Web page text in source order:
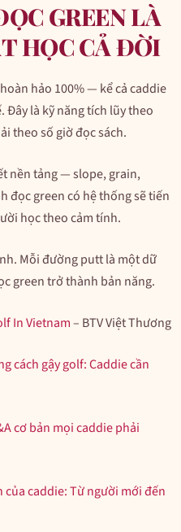
GREEN LÀ
HỌC CẢ ĐỜI
hảo 100% — kể cả caddie
là kỹ năng tích lũy theo
theo số giờ đọc sách.
nền tảng — slope, grain,
đọc green có hệ thống sẽ tiến
học theo cảm tính.
Mỗi đường putt là một dữ
green trở thành bản năng.
In Vietnam– BTV Việt Thương
cách gậy golf: Caddie cần
cơ bản mọi caddie phải
caddie: Từ người mới đến